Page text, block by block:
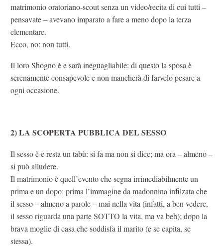
matrimonio oratoriano-scout senza un video/recita di cui tutti –
pensavate – avevano imparato a fare a meno dopo la terza
elementare.
Ecco, no: non tutti.
Il loro Shogno è e sarà ineguagliabile: di questo la sposa è
serenamente consapevole e non mancherà di farvelo pesare a
ogni occasione.
2) LA SCOPERTA PUBBLICA DEL SESSO
Il sesso è e resta un tabù: si fa ma non si dice; ma ora – almeno –
si può alludere.
Il matrimonio è quell’evento che segna irrimediabilmente un
prima e un dopo: prima l’immagine da madonnina infilzata che
il sesso – almeno a parole – mai nella vita (infatti, a ben vedere,
il sesso riguarda una parte SOTTO la vita, ma va beh); dopo la
brava moglie di casa che soddisfa il marito (e se capita, se
stessa).